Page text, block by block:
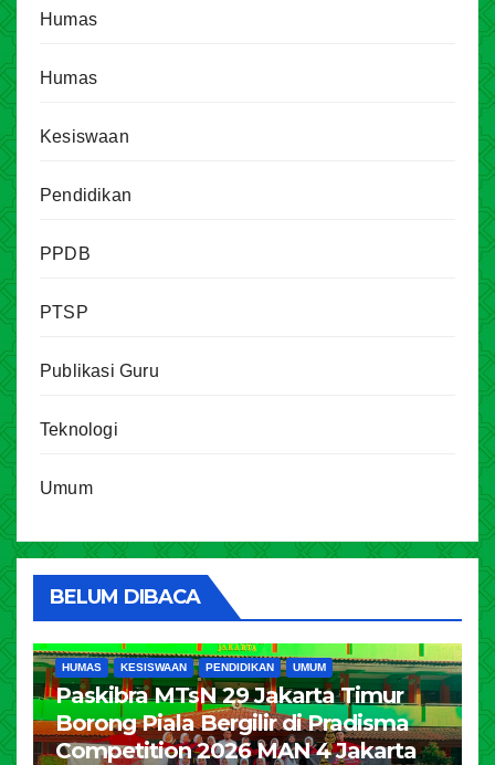
Humas
Humas
Kesiswaan
Pendidikan
PPDB
PTSP
Publikasi Guru
Teknologi
Umum
BELUM DIBACA
HUMAS KESISWAAN PENDIDIKAN UMUM
Paskibra MTsN 29 Jakarta Timur
Borong Piala Bergilir di Pradisma
Competition 2026 MAN 4 Jakarta